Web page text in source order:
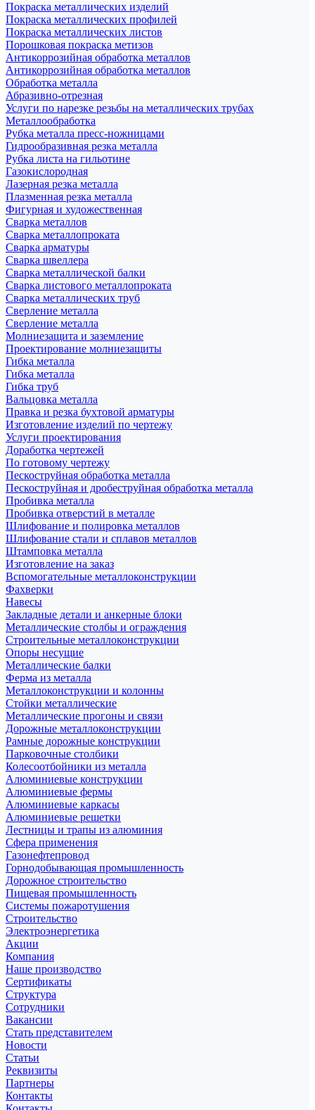
Покраска металлических изделий
Покраска металлических профилей
Покраска металлических листов
Порошковая покраска метизов
Антикоррозийная обработка металлов
Антикоррозийная обработка металлов
Обработка металла
Абразивно-отрезная
Услуги по нарезке резьбы на металлических трубах
Металлообработка
Рубка металла пресс-ножницами
Гидрообразивная резка металла
Рубка листа на гильотине
Газокислородная
Лазерная резка металла
Плазменная резка металла
Фигурная и художественная
Сварка металлов
Сварка металлопроката
Сварка арматуры
Сварка швеллера
Сварка металлической балки
Сварка листового металлопроката
Сварка металлических труб
Сверление металла
Сверление металла
Молниезащита и заземление
Проектирование молниезащиты
Гибка металла
Гибка металла
Гибка труб
Вальцовка металла
Правка и резка бухтовой арматуры
Изготовление изделий по чертежу
Услуги проектирования
Доработка чертежей
По готовому чертежу
Пескоструйная обработка металла
Пескоструйная и дробеструйная обработка металла
Пробивка металла
Пробивка отверстий в металле
Шлифование и полировка металлов
Шлифование стали и сплавов металлов
Штамповка металла
Изготовление на заказ
Вспомогательные металлоконструкции
Фахверки
Навесы
Закладные детали и анкерные блоки
Металлические столбы и ограждения
Строительные металлоконструкции
Опоры несущие
Металлические балки
Ферма из металла
Металлоконструкции и колонны
Стойки металлические
Металлические прогоны и связи
Дорожные металлоконструкции
Рамные дорожные конструкции
Парковочные столбики
Колесоотбойники из металла
Алюминиевые конструкции
Алюминиевые фермы
Алюминиевые каркасы
Алюминиевые решетки
Лестницы и трапы из алюминия
Сфера применения
Газонефтепровод
Горнодобывающая промышленность
Дорожное строительство
Пищевая промышленность
Системы пожаротушения
Строительство
Электроэнергетика
Акции
Компания
Наше производство
Сертификаты
Структура
Сотрудники
Вакансии
Стать представителем
Новости
Статьи
Реквизиты
Партнеры
Контакты